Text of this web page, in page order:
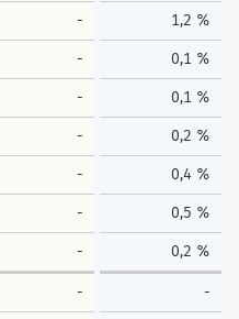
- 1,2 %
- 0,1 %
- 0,1 %
- 0,2 %
- 0,4 %
- 0,5 %
- 0,2 %
- -